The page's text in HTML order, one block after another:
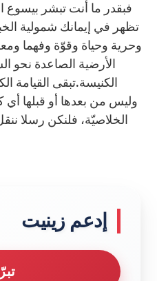
فبقدر ما أنت تبشر بيسوع
تظهر في إيمانك شمولية
وحرية وحياة وقوّة وفهما
الأرضية الصاعدة نحو
الكنيسة.تبقى القيامة
وليس من بعدها أو قبلها أي
الخلاصيّة، فلنكن رسلا
إدعم زينيت